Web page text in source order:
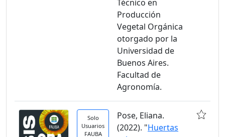
Técnico en
Producción
Vegetal Orgánica
otorgado por la
Universidad de
Buenos Aires.
Facultad de
Agronomía.
Solo
Usuarios
FAUBA
Pose, Eliana.
(2022). "Huertas